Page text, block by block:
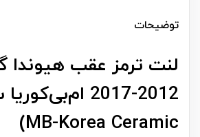
توضیحات
لنت ترمز عقب هیوندا
2012-2017
MB-Korea Ceramic)